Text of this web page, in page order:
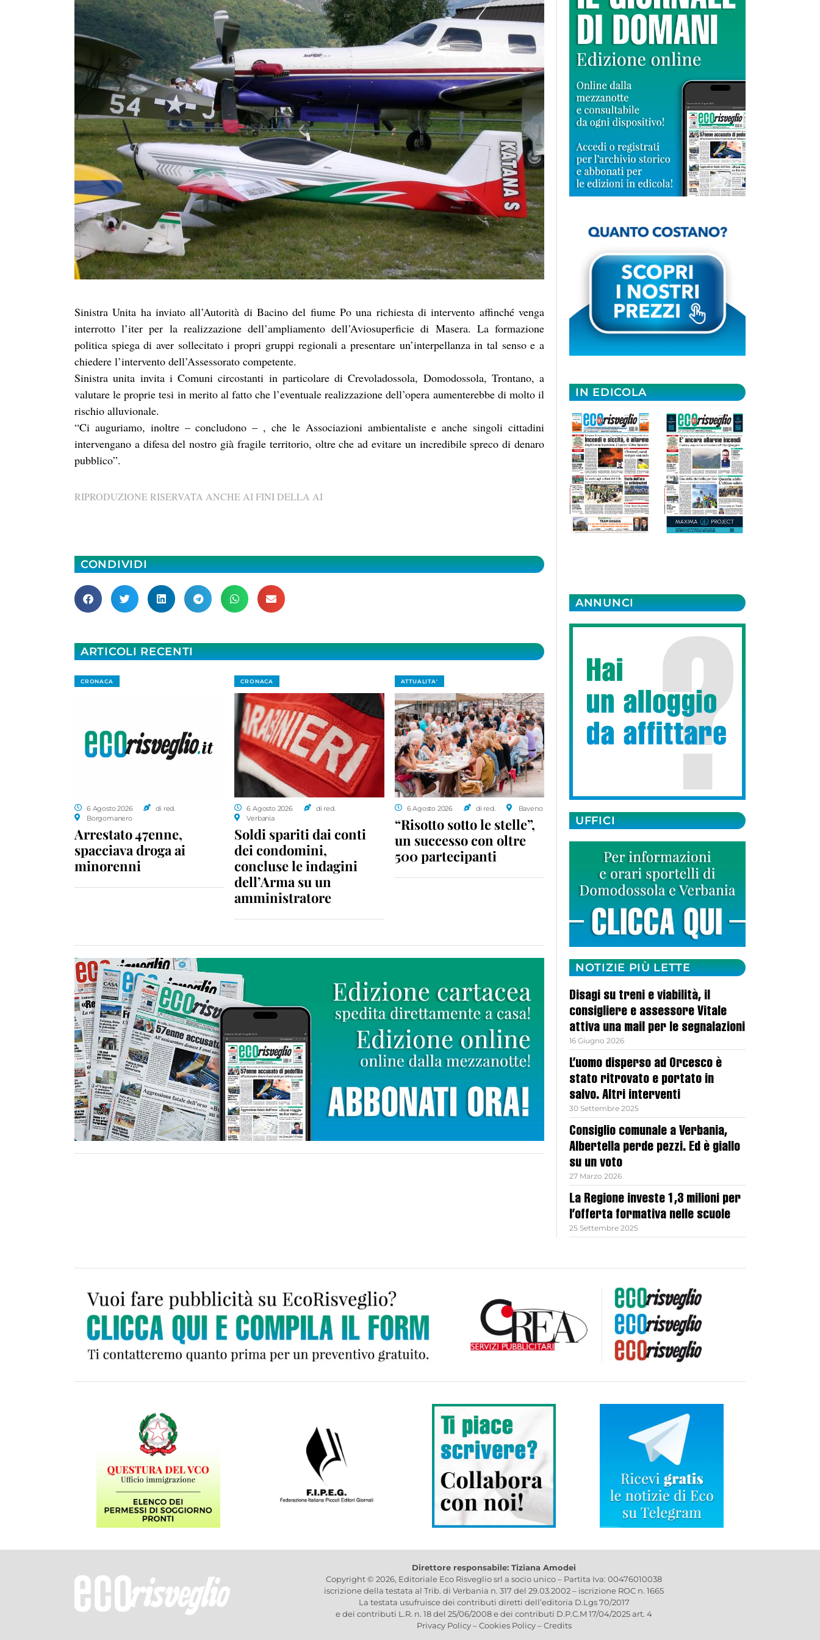
Sinistra Unita ha inviato all’Autorità di Bacino del fiume Po una richiesta di intervento affinché venga
interrotto l’iter per la realizzazione dell’ampliamento dell’Aviosuperficie di Masera. La formazione
politica spiega di aver sollecitato i propri gruppi regionali a presentare un’interpellanza in tal senso e a
chiedere l’intervento dell’Assessorato competente.
Sinistra unita invita i Comuni circostanti in particolare di Crevoladossola, Domodossola, Trontano, a
valutare le proprie tesi in merito al fatto che l’eventuale realizzazione dell’opera aumenterebbe di molto il
rischio alluvionale.
“Ci auguriamo, inoltre – concludono – , che le Associazioni ambientaliste e anche singoli cittadini
intervengano a difesa del nostro già fragile territorio, oltre che ad evitare un incredibile spreco di denaro
pubblico”.
RIPRODUZIONE RISERVATA ANCHE AI FINI DELLA AI
CONDIVIDI
ARTICOLI RECENTI
CRONACA
6 Agosto 2026
di red.
Borgomanero
Arrestato 47enne,
spacciava droga ai
minorenni
CRONACA
6 Agosto 2026
di red.
Verbania
Soldi spariti dai conti
dei condomini,
concluse le indagini
dell’Arma su un
amministratore
ATTUALITA'
6 Agosto 2026 di red. Baveno
“Risotto sotto le stelle”,
un successo con oltre
500 partecipanti
IN EDICOLA
ANNUNCI
UFFICI
NOTIZIE PIÙ LETTE
Disagi su treni e viabilità, il
consigliere e assessore Vitale
attiva una mail per le segnalazioni
16 Giugno 2026
L’uomo disperso ad Orcesco è
stato ritrovato e portato in
salvo. Altri interventi
30 Settembre 2025
Consiglio comunale a Verbania,
Albertella perde pezzi. Ed è giallo
su un voto
27 Marzo 2026
La Regione investe 1,3 milioni per
l’offerta formativa nelle scuole
25 Settembre 2025
Direttore responsabile: Tiziana Amodei
Copyright © 2026, Editoriale Eco Risveglio srl a socio unico – Partita Iva: 00476010038
iscrizione della testata al Trib. di Verbania n. 317 del 29.03.2002 – iscrizione ROC n. 1665
La testata usufruisce dei contributi diretti dell’editoria D.Lgs 70/2017
e dei contributi L.R. n. 18 del 25/06/2008 e dei contributi D.P.C.M 17/04/2025 art. 4
Privacy Policy–Cookies Policy–Credits